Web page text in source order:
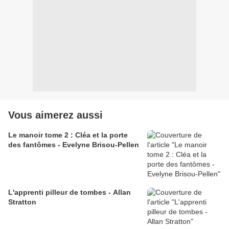
Vous aimerez aussi
Le manoir tome 2 : Cléa et la porte
des fantômes - Evelyne Brisou-Pellen
L'apprenti pilleur de tombes - Allan
Stratton